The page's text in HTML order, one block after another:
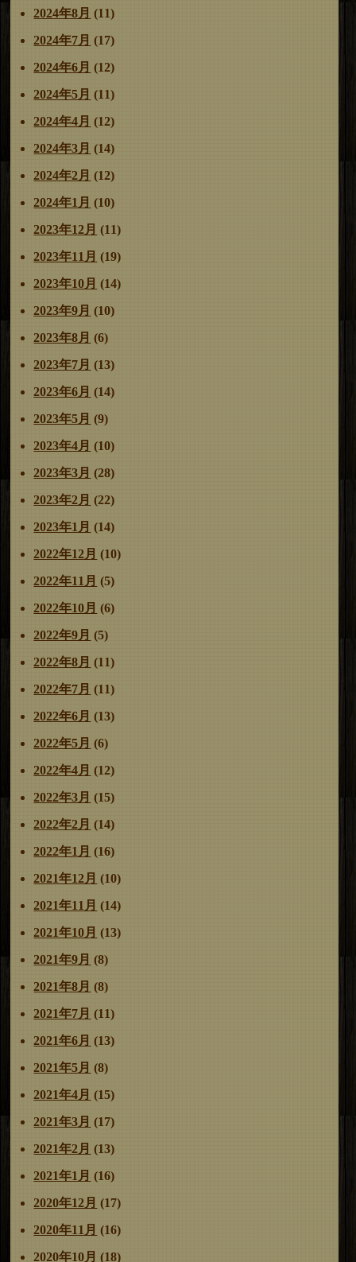
2024年8月 (11)
2024年7月 (17)
2024年6月 (12)
2024年5月 (11)
2024年4月 (12)
2024年3月 (14)
2024年2月 (12)
2024年1月 (10)
2023年12月 (11)
2023年11月 (19)
2023年10月 (14)
2023年9月 (10)
2023年8月 (6)
2023年7月 (13)
2023年6月 (14)
2023年5月 (9)
2023年4月 (10)
2023年3月 (28)
2023年2月 (22)
2023年1月 (14)
2022年12月 (10)
2022年11月 (5)
2022年10月 (6)
2022年9月 (5)
2022年8月 (11)
2022年7月 (11)
2022年6月 (13)
2022年5月 (6)
2022年4月 (12)
2022年3月 (15)
2022年2月 (14)
2022年1月 (16)
2021年12月 (10)
2021年11月 (14)
2021年10月 (13)
2021年9月 (8)
2021年8月 (8)
2021年7月 (11)
2021年6月 (13)
2021年5月 (8)
2021年4月 (15)
2021年3月 (17)
2021年2月 (13)
2021年1月 (16)
2020年12月 (17)
2020年11月 (16)
2020年10月 (18)